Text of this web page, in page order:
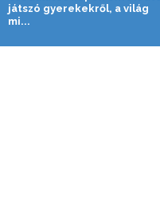
játszó gyerekekről, a világ
mi...